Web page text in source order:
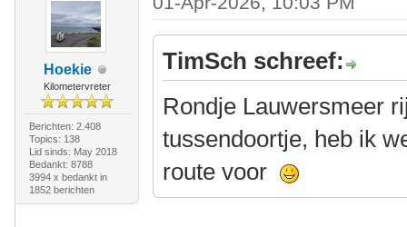
Hoekie
Kilometervreter
Berichten: 2.408
Topics: 138
Lid sinds: May 2018
Bedankt: 8788
3994 x bedankt in
1852 berichten
TimSch schreef:
Rondje Lauwersmeer
tussendoortje, heb ik
route voor